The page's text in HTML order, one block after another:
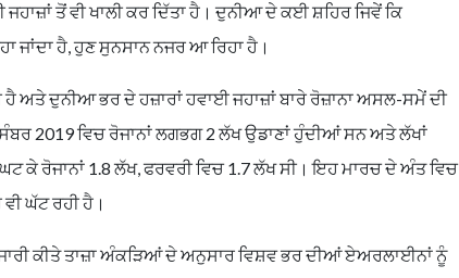
ਤੋਂ ਵੀ ਖਾਲੀ ਕਰ ਦਿੱਤਾ ਹੈ। ਦੁਨੀਆ ਦੇ ਕਈ ਸ਼ਹਿਰ ਜਿਵੇਂ ਕਿ
ਜਾਂਦਾ ਹੈ, ਹੁਣ ਸੁਨਸਾਨ ਨਜਰ ਆ ਰਿਹਾ ਹੈ।
ਅਤੇ ਦੁਨੀਆ ਭਰ ਦੇ ਹਜ਼ਾਰਾਂ ਹਵਾਈ ਜਹਾਜ਼ਾਂ ਬਾਰੇ ਰੋਜ਼ਾਨਾ ਅਸਲ-ਸਮੇਂ ਦੀ
2019 ਵਿਚ ਰੋਜਾਨਾਂ ਲਗਭਗ 2 ਲੱਖ ਉਡਾਣਾਂ ਹੁੰਦੀਆਂ ਸਨ ਅਤੇ ਲੱਖਾਂ
ਰੋਜਾਨਾਂ 1.8 ਲੱਖ, ਫਰਵਰੀ ਵਿਚ 1.7 ਲੱਖ ਸੀ। ਇਹ ਮਾਰਚ ਦੇ ਅੰਤ ਵਿਚ
ਘੱਟ ਰਹੀ ਹੈ।
ਕੀਤੇ ਤਾਜ਼ਾ ਅੰਕੜਿਆਂ ਦੇ ਅਨੁਸਾਰ ਵਿਸ਼ਵ ਭਰ ਦੀਆਂ ਏਅਰਲਾਈਨਾਂ ਨੂੰ